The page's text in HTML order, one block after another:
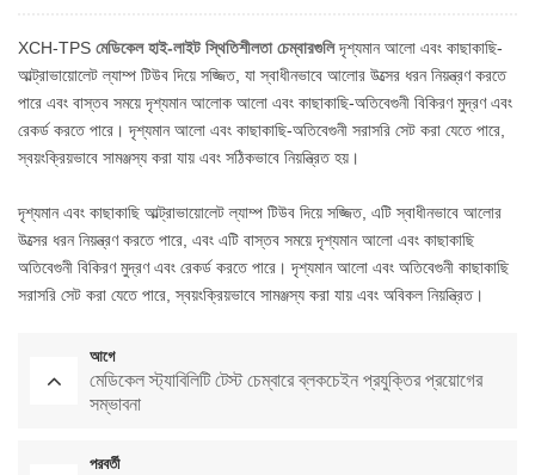
XCH-TPS মেডিকেল হাই-লাইট স্থিতিশীলতা চেম্বারগুলিদৃশ্যমান আলো এবং কাছাকাছি-
আল্ট্রাভায়োলেট ল্যাম্প টিউব দিয়ে সজ্জিত, যা স্বাধীনভাবে আলোর উত্সের ধরন নিয়ন্ত্রণ করতে
পারে এবং বাস্তব সময়ে দৃশ্যমান আলোক আলো এবং কাছাকাছি-অতিবেগুনী বিকিরণ মুদ্রণ এবং
রেকর্ড করতে পারে। দৃশ্যমান আলো এবং কাছাকাছি-অতিবেগুনী সরাসরি সেট করা যেতে পারে,
স্বয়ংক্রিয়ভাবে সামঞ্জস্য করা যায় এবং সঠিকভাবে নিয়ন্ত্রিত হয়।
দৃশ্যমান এবং কাছাকাছি আল্ট্রাভায়োলেট ল্যাম্প টিউব দিয়ে সজ্জিত, এটি স্বাধীনভাবে আলোর
উত্সের ধরন নিয়ন্ত্রণ করতে পারে, এবং এটি বাস্তব সময়ে দৃশ্যমান আলো এবং কাছাকাছি
অতিবেগুনী বিকিরণ মুদ্রণ এবং রেকর্ড করতে পারে। দৃশ্যমান আলো এবং অতিবেগুনী কাছাকাছি
সরাসরি সেট করা যেতে পারে, স্বয়ংক্রিয়ভাবে সামঞ্জস্য করা যায় এবং অবিকল নিয়ন্ত্রিত।
আগে
মেডিকেল স্ট্যাবিলিটি টেস্ট চেম্বারে ব্লকচেইন প্রযুক্তির প্রয়োগের
সম্ভাবনা
পরবর্তী